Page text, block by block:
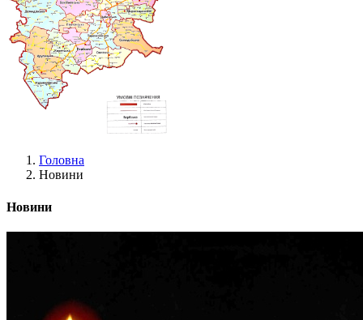
Головна
Новини
Новини